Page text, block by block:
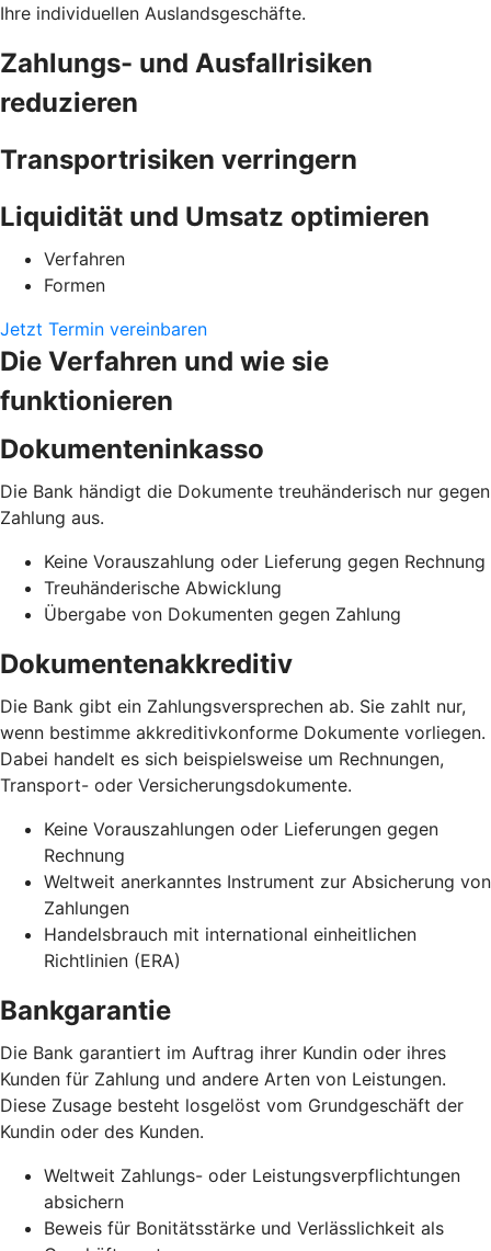
Ihre individuellen Auslandsgeschäfte.
Zahlungs- und Ausfallrisiken
reduzieren
Transportrisiken verringern
Liquidität und Umsatz optimieren
Verfahren
Formen
Jetzt Termin vereinbaren
Die Verfahren und wie sie
funktionieren
Dokumenteninkasso
Die Bank händigt die Dokumente treuhänderisch nur gegen
Zahlung aus.
Keine Vorauszahlung oder Lieferung gegen Rechnung
Treuhänderische Abwicklung
Übergabe von Dokumenten gegen Zahlung
Dokumentenakkreditiv
Die Bank gibt ein Zahlungsversprechen ab. Sie zahlt nur,
wenn bestimme akkreditivkonforme Dokumente vorliegen.
Dabei handelt es sich beispielsweise um Rechnungen,
Transport- oder Versicherungsdokumente.
Keine Vorauszahlungen oder Lieferungen gegen
Rechnung
Weltweit anerkanntes Instrument zur Absicherung von
Zahlungen
Handelsbrauch mit international einheitlichen
Richtlinien (ERA)
Bankgarantie
Die Bank garantiert im Auftrag ihrer Kundin oder ihres
Kunden für Zahlung und andere Arten von Leistungen.
Diese Zusage besteht losgelöst vom Grundgeschäft der
Kundin oder des Kunden.
Weltweit Zahlungs- oder Leistungsverpflichtungen
absichern
Beweis für Bonitätsstärke und Verlässlichkeit als